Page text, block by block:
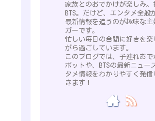
家族とのおでかけが楽しみ。
BTS。だけど、エンタメ全般
最新情報を追うのが趣味な主
ガーです。
忙しい毎日の合間に好きを楽
がら過ごしています。
このブログでは、子連れおで
ポットや、BTSの最新ニュー
タメ情報をわかりやすく発信
きます！